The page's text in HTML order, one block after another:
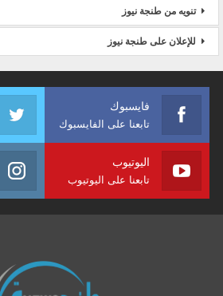
تنويه من طنجة نيوز
للإعلان على طنجة نيوز
فايسبوك
تابعنا على الفايسبوك
اليوتيوب
تابعنا على اليوتيوب